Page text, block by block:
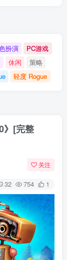
扮演
PC游戏
休闲
策略
轻度 Rogue
》[完整
关注
32 754 1